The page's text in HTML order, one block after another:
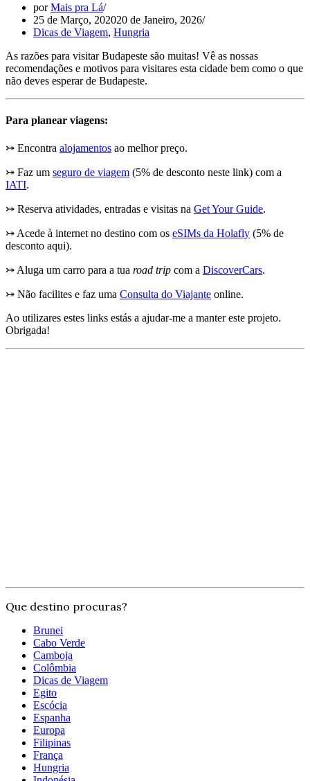
porMais pra Lá
25 de Março, 202020 de Janeiro, 2026
Dicas de Viagem, Hungria
As razões para visitar Budapeste são muitas! Vê as nossas
recomendações e motivos para visitares esta cidade bem como o que
não deves esperar de Budapeste.
Para planear viagens:
⤖ Encontra alojamentos ao melhor preço.
⤖ Faz um seguro de viagem (5% de desconto neste link) com a
IATI.
⤖ Reserva atividades, entradas e visitas na Get Your Guide.
⤖ Acede à internet no destino com os eSIMs da Holafly (5% de
desconto aqui).
⤖ Aluga um carro para a tua road trip com a DiscoverCars.
⤖ Não facilites e faz uma Consulta do Viajante online.
Ao utilizares estes links estás a ajudar-me a manter este projeto.
Obrigada!
Que destino procuras?
Brunei
Cabo Verde
Camboja
Colômbia
Dicas de Viagem
Egito
Escócia
Espanha
Europa
Filipinas
França
Hungria